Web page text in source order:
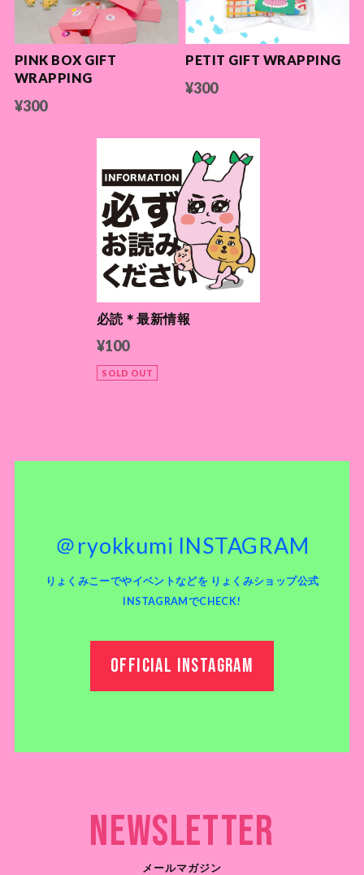
PINK BOX GIFT
WRAPPING
¥300
PETIT GIFT WRAPPING
¥300
必読＊最新情報
¥100
SOLD OUT
＠ryokkumi INSTAGRAM
りょくみこーでやイベントなどを りょくみショップ公式
INSTAGRAMでCHECK!
OFFICIAL INSTAGRAM
Newsletter
メールマガジン